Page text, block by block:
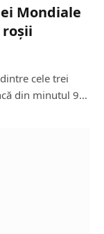
Mondiale
roșii
cele trei
din minutul 9…